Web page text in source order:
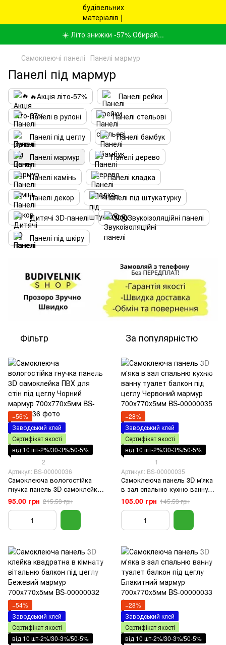
☀️ Літо знижки -57% Обирай...
Самоклеючі панелі Панелі мармур
Панелі під мармур
🔥Акція літо-57%
Панелі рейки
Панелі в рулоні
Панелі стельові
Панелі під цеглу
Панелі бамбук
Панелі мармур
Панелі дерево
Панелі камінь
Панелі кладка
Панелі декор
Панелі під штукатурку
Дитячі 3D-панелі
🔇Звукоізоляційні панелі
Панелі під шкіру
Фільтр За популярністю
−56%
Заводський клей
Сертифікат якості
від 10 шт-2%/30-3%/50-5%
2
Артикул: BS-00000036
Самоклеюча вологостійка
гнучка панель 3D самоклейка
ПВХ для стін під цеглу Чорний
мармур 700x770x5мм
95.00 грн 215.53 грн
−28%
Заводський клей
Сертифікат якості
від 10 шт-2%/30-3%/50-5%
1
Артикул: BS-00000035
Самоклеюча панель 3D м'яка
в зал спальню кухню ванну
туалет балкон під цеглу
Червоний мармур
700x770x5мм
105.00 грн 145.53 грн
−54%
Заводський клей
Сертифікат якості
від 10 шт-2%/30-3%/50-5%
−28%
Заводський клей
Сертифікат якості
від 10 шт-2%/30-3%/50-5%